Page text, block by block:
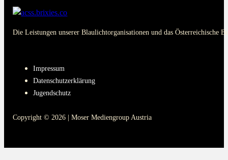
Die Leistungen unserer Blaulichtorganisationen und das Österreichische
Impressum
Datenschutzerklärung
Jugendschutz
Copyright © 2026 | Moser Mediengroup Austria